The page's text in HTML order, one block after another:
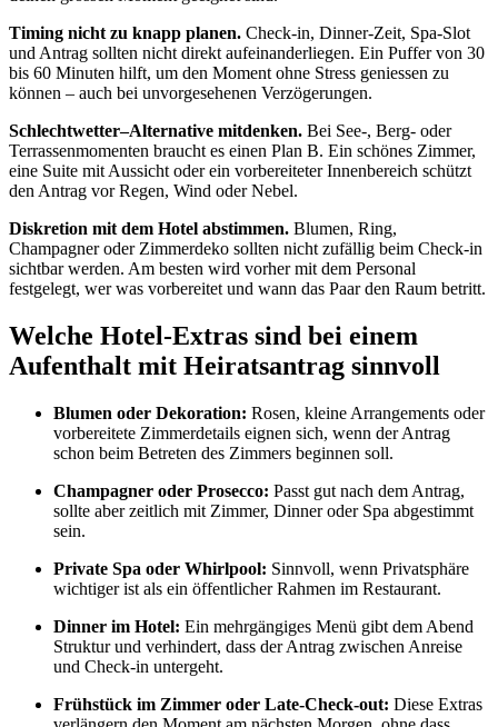
Timing nicht zu knapp planen. Check-in, Dinner-Zeit, Spa-Slot
und Antrag sollten nicht direkt aufeinanderliegen. Ein Puffer von 30
bis 60 Minuten hilft, um den Moment ohne Stress geniessen zu
können – auch bei unvorgesehenen Verzögerungen.
Schlechtwetter–Alternative mitdenken. Bei See-, Berg- oder
Terrassenmomenten braucht es einen Plan B. Ein schönes Zimmer,
eine Suite mit Aussicht oder ein vorbereiteter Innenbereich schützt
den Antrag vor Regen, Wind oder Nebel.
Diskretion mit dem Hotel abstimmen. Blumen, Ring,
Champagner oder Zimmerdeko sollten nicht zufällig beim Check-in
sichtbar werden. Am besten wird vorher mit dem Personal
festgelegt, wer was vorbereitet und wann das Paar den Raum betritt.
Welche Hotel-Extras sind bei einem
Aufenthalt mit Heiratsantrag sinnvoll
Blumen oder Dekoration: Rosen, kleine Arrangements oder
vorbereitete Zimmerdetails eignen sich, wenn der Antrag
schon beim Betreten des Zimmers beginnen soll.
Champagner oder Prosecco: Passt gut nach dem Antrag,
sollte aber zeitlich mit Zimmer, Dinner oder Spa abgestimmt
sein.
Private Spa oder Whirlpool: Sinnvoll, wenn Privatsphäre
wichtiger ist als ein öffentlicher Rahmen im Restaurant.
Dinner im Hotel: Ein mehrgängiges Menü gibt dem Abend
Struktur und verhindert, dass der Antrag zwischen Anreise
und Check-in untergeht.
Frühstück im Zimmer oder Late-Check-out: Diese Extras